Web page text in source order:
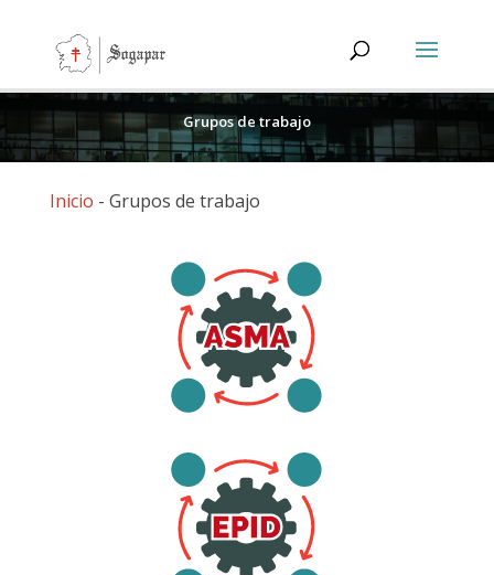
Grupos de trabajo
Inicio - Grupos de trabajo